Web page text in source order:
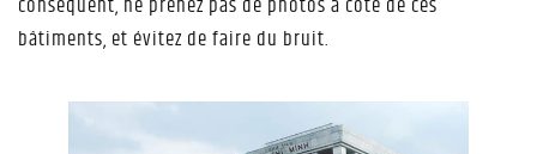
bâtiments, et évitez de faire du bruit.